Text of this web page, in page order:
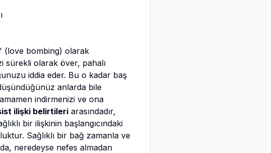
(love bombing) olarak
sürekli olarak över, pahalı
iddia eder. Bu o kadar baş
anlarda bile
indirmenizi ve ona
ilişki belirtileri arasındadır,
bir ilişkinin başlangıcındaki
Sağlıklı bir bağ zamanla ve
neredeyse nefes almadan